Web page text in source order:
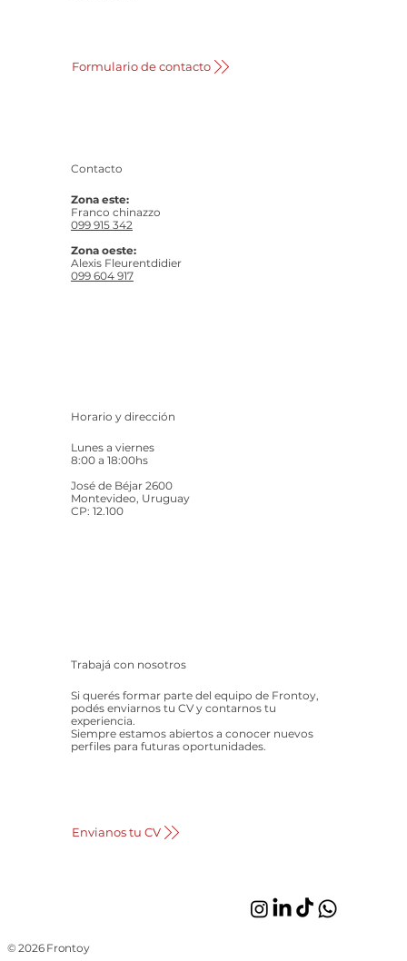
© 2026 Frontoy
Formulario de contacto
Contacto
Zona este:
Franco chinazzo
099 915 342
Zona oeste:
Alexis Fleurentdidier
099 604 917
Horario y dirección
Lunes a viernes
8:00 a 18:00hs
José de Béjar 2600
Montevideo, Uruguay
CP: 12.100
Trabajá con nosotros
Si querés formar parte del equipo de Frontoy,
podés enviarnos tu CV y contarnos tu
experiencia.
Siempre estamos abiertos a conocer nuevos
perfiles para futuras oportunidades.
Envianos tu CV